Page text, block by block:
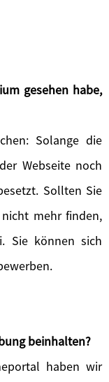
gesehen habe,
Solange die
Webseite noch
Sollten Sie
nicht mehr finden,
Sie können sich
beinhalten?
haben wir